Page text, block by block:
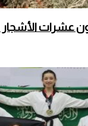
الأشجار